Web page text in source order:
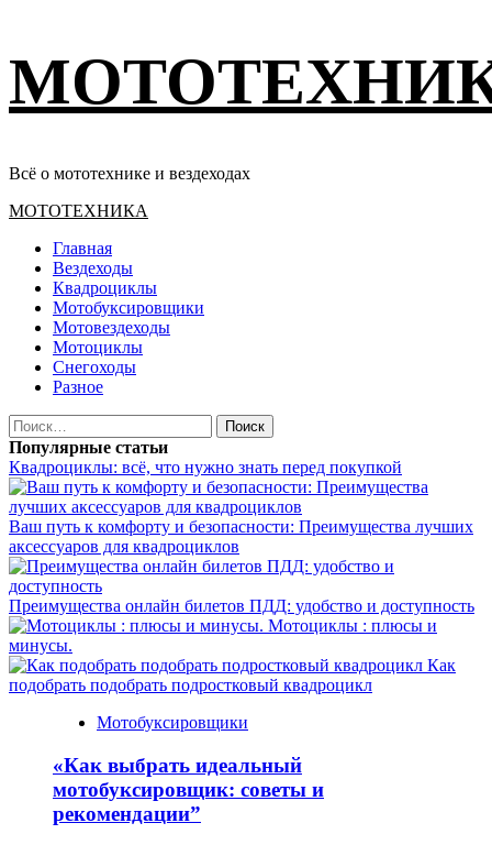
содержимому
Всё о мототехнике и вездеходах
Основное
МОТОТЕХНИКА
Главная
Вездеходы
Квадроциклы
Мотобуксировщики
Мотовездеходы
Мотоциклы
Снегоходы
Разное
Найти:
Популярные статьи
Квадроциклы: всё, что нужно знать перед покупкой
Ваш путь к комфорту и безопасности: Преимущества лучших
аксессуаров для квадроциклов
Преимущества онлайн билетов ПДД: удобство и доступность
Мотоциклы : плюсы и
минусы.
Как
подобрать подобрать подростковый квадроцикл
Мотобуксировщики
«Как выбрать идеальный
мотобуксировщик: советы и
рекомендации”